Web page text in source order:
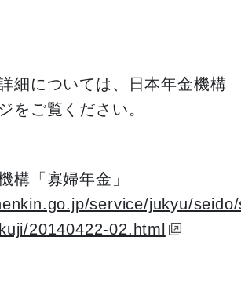
細については、日本年金機構
をご覧ください。
構「寡婦年金」
service/jukyu/
20140422-02.html